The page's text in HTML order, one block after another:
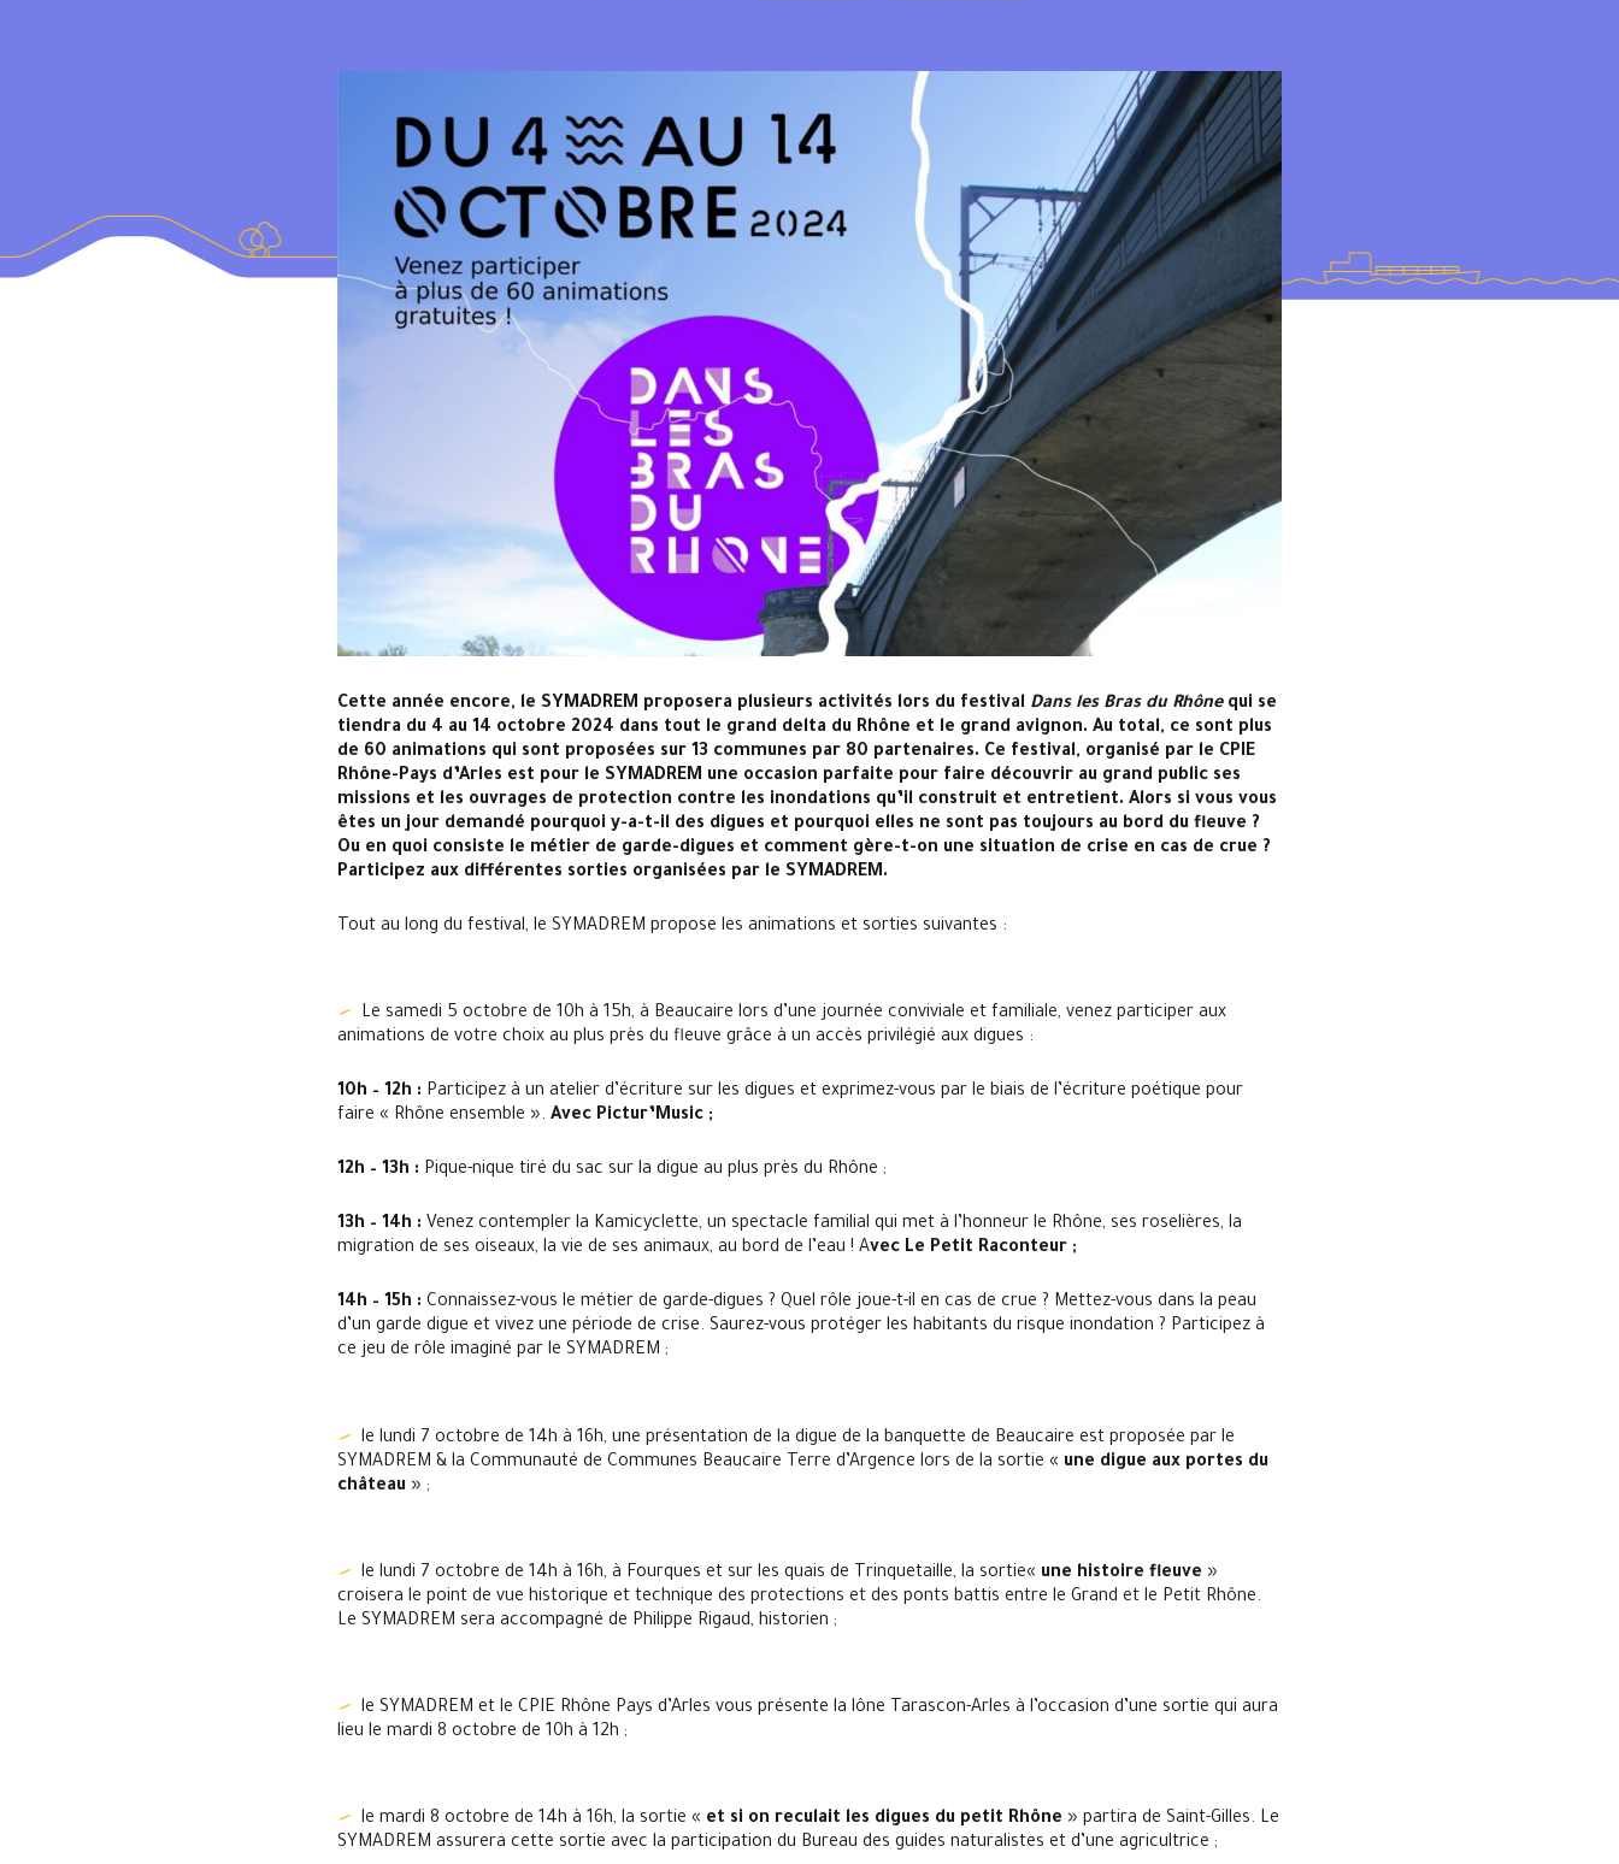
Cette année encore, le SYMADREM proposera plusieurs activités lors du festival Dans les Bras du Rhônequi se
tiendra du 4 au 14 octobre 2024 dans tout le grand delta du Rhône et le grand avignon. Au total, ce sont plus
de 60 animations qui sont proposées sur 13 communes par 80 partenaires. Ce festival, organisé par le CPIE
Rhône-Pays d’Arles est pour le SYMADREM une occasion parfaite pour faire découvrir au grand public ses
missions et les ouvrages de protection contre les inondations qu’il construit et entretient. Alors si vous vous
êtes un jour demandé pourquoi y-a-t-il des digues et pourquoi elles ne sont pas toujours au bord du fleuve ?
Ou en quoi consiste le métier de garde-digues et comment gère-t-on une situation de crise en cas de crue ?
Participez aux différentes sorties organisées par le SYMADREM.
Tout au long du festival, le SYMADREM propose les animations et sorties suivantes :
Le samedi 5 octobre de 10h à 15h, à Beaucaire lors d’une journée conviviale et familiale, venez participer aux
animations de votre choix au plus près du fleuve grâce à un accès privilégié aux digues :
10h – 12h : Participez à un atelier d’écriture sur les digues et exprimez-vous par le biais de l’écriture poétique pour
faire « Rhône ensemble ». Avec Pictur’Music ;
12h – 13h : Pique-nique tiré du sac sur la digue au plus près du Rhône ;
13h – 14h : Venez contempler la Kamicyclette, un spectacle familial qui met à l’honneur le Rhône, ses roselières, la
migration de ses oiseaux, la vie de ses animaux, au bord de l’eau ! Avec Le Petit Raconteur ;
14h – 15h : Connaissez-vous le métier de garde-digues ? Quel rôle joue-t-il en cas de crue ? Mettez-vous dans la peau
d’un garde digue et vivez une période de crise. Saurez-vous protéger les habitants du risque inondation ? Participez à
ce jeu de rôle imaginé par le SYMADREM ;
le lundi 7 octobre de 14h à 16h, une présentation de la digue de la banquette de Beaucaire est proposée par le
SYMADREM & la Communauté de Communes Beaucaire Terre d’Argence lors de la sortie « une digue aux portes du
château » ;
le lundi 7 octobre de 14h à 16h, à Fourques et sur les quais de Trinquetaille, la sortie« une histoire fleuve »
croisera le point de vue historique et technique des protections et des ponts battis entre le Grand et le Petit Rhône.
Le SYMADREM sera accompagné de Philippe Rigaud, historien ;
le SYMADREM et le CPIE Rhône Pays d’Arles vous présente la lône Tarascon-Arles à l’occasion d’une sortie qui aura
lieu le mardi 8 octobre de 10h à 12h ;
le mardi 8 octobre de 14h à 16h, la sortie « et si on reculait les digues du petit Rhône » partira de Saint-Gilles. Le
SYMADREM assurera cette sortie avec la participation du Bureau des guides naturalistes et d’une agricultrice ;